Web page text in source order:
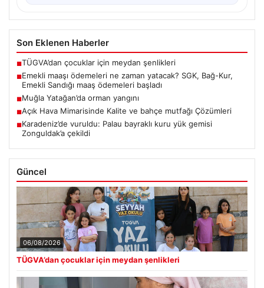
Son Eklenen Haberler
■TÜGVA’dan çocuklar için meydan şenlikleri
■Emekli maaşı ödemeleri ne zaman yatacak? SGK, Bağ-Kur,
Emekli Sandığı maaş ödemeleri başladı
■Muğla Yatağan’da orman yangını
■Açık Hava Mimarisinde Kalite ve bahçe mutfağı Çözümleri
■Karadeniz’de vuruldu: Palau bayraklı kuru yük gemisi
Zonguldak’a çekildi
Güncel
06/08/2026
TÜGVA’dan çocuklar için meydan şenlikleri